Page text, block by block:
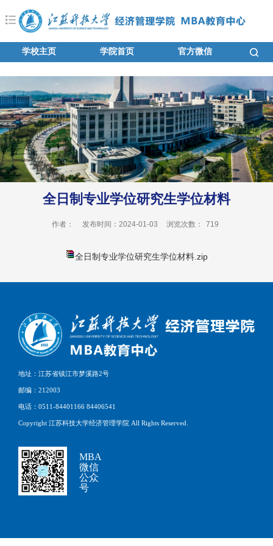
学校主页 学院首页 官方微信
全日制专业学位研究生学位材料
作者： 发布时间：2024-01-03 浏览次数： 719
全日制专业学位研究生学位材料.zip
地址：江苏省镇江市梦溪路2号
邮编：212003
电话：0511-84401166 84406541
Copyright 江苏科技大学经济管理学院 All Rights Reserved.
MBA
微信
公众
号